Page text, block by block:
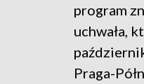
program
uchwała,
Praga-